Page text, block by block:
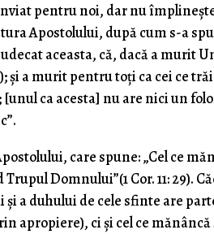
pentru noi, dar nu
Apostolului, după cum s-a
aceasta, că, dacă a murit
a murit pentru toţi ca cei ce
ca acesta] nu are nici un
care spune: „Cel ce
Domnului”(1 Cor. 11: 29).
a duhului de cele sfinte are
apropiere), ci şi cel ce mănâncă